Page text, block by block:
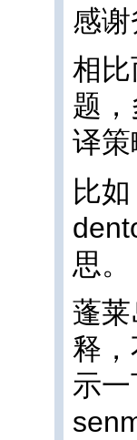
感
相
题
译策
比
思。
蓬
释
示